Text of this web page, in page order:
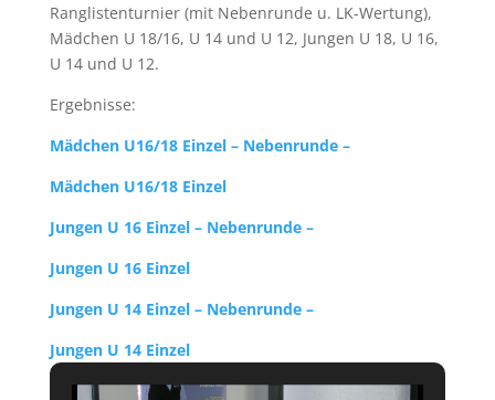
Ranglistenturnier (mit Nebenrunde u. LK-Wertung),
Mädchen U 18/16, U 14 und U 12, Jungen U 18, U 16,
U 14 und U 12.
Ergebnisse:
Mädchen U16/18 Einzel – Nebenrunde –
Mädchen U16/18 Einzel
Jungen U 16 Einzel – Nebenrunde –
Jungen U 16 Einzel
Jungen U 14 Einzel – Nebenrunde –
Jungen U 14 Einzel